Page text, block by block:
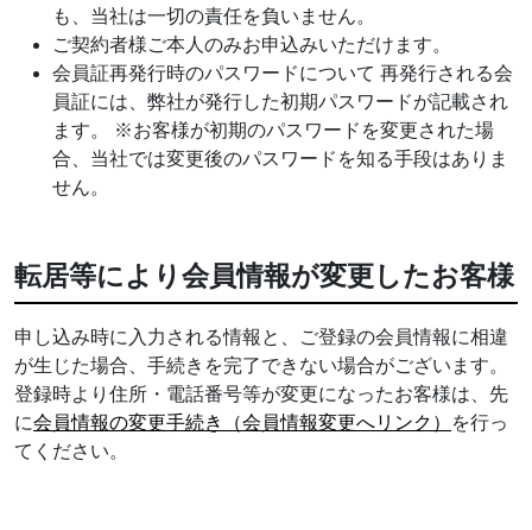
も、当社は一切の責任を負いません。
ご契約者様ご本人のみお申込みいただけます。
会員証再発行時のパスワードについて 再発行される会
員証には、弊社が発行した初期パスワードが記載され
ます。 ※お客様が初期のパスワードを変更された場
合、当社では変更後のパスワードを知る手段はありま
せん。
転居等により会員情報が変更したお客様
申し込み時に入力される情報と、ご登録の会員情報に相違
が生じた場合、手続きを完了できない場合がございます。
登録時より住所・電話番号等が変更になったお客様は、先
に会員情報の変更手続き（会員情報変更へリンク）
を行っ
てください。